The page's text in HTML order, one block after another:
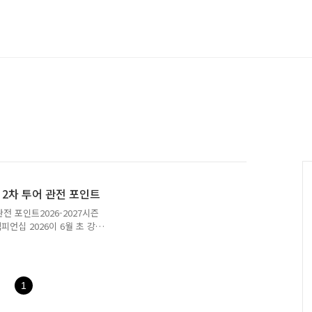
투어 관전 포인트
포인트2026-2027시즌
언십 2026이 6월 초 강
후 이어지는 대회라 시
대회는 LPBA 경기방식
민의 행복쉼터 하이원
원도 정선군 하이원리
1